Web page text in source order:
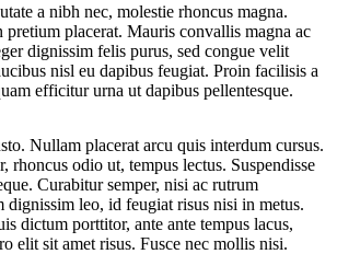
a nibh nec, molestie rhoncus magna.
pretium placerat. Mauris convallis magna ac
dignissim felis purus, sed congue velit
nisl eu dapibus feugiat. Proin facilisis a
efficitur urna ut dapibus pellentesque.
Nullam placerat arcu quis interdum cursus.
rhoncus odio ut, tempus lectus. Suspendisse
Curabitur semper, nisi ac rutrum
dignissim leo, id feugiat risus nisi in metus.
dictum porttitor, ante ante tempus lacus,
elit sit amet risus. Fusce nec mollis nisi.